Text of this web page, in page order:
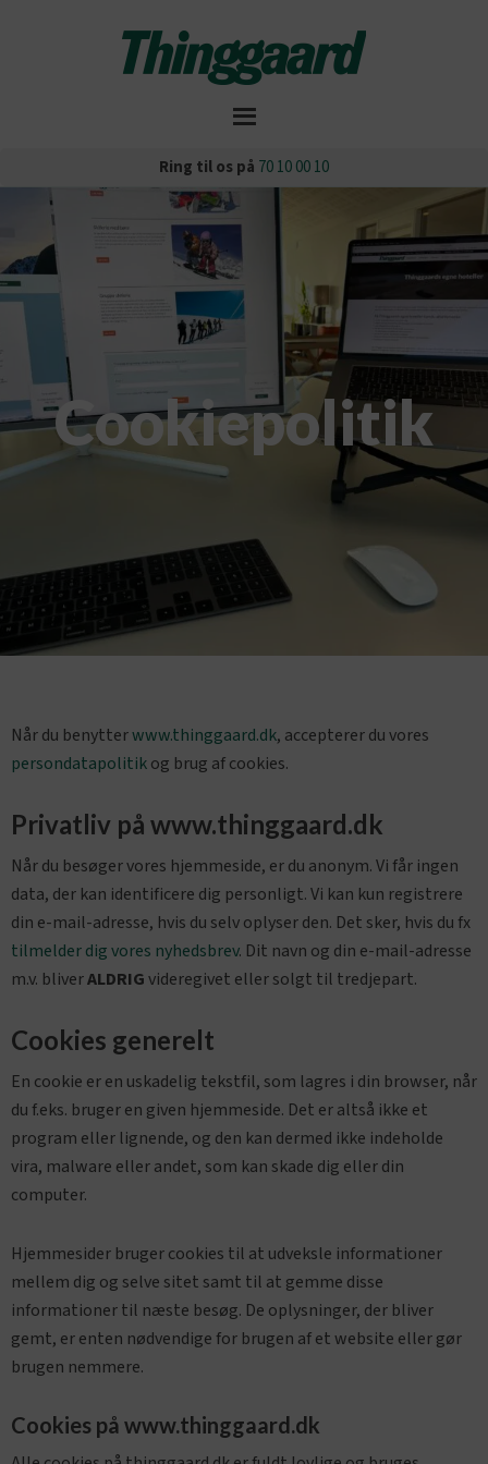
Ring til os på 70 10 00 10
Cookiepolitik
Når du benytterwww.thinggaard.dk, accepterer du vores
persondatapolitikog brug af cookies.
Privatliv på www.thinggaard.dk
Når du besøger vores hjemmeside, er du anonym. Vi får ingen
data, der kan identificere dig personligt. Vi kan kun registrere
din e-mail-adresse, hvis du selv oplyser den. Det sker, hvis du fx
tilmelder dig vores nyhedsbrev. Dit navn og din e-mail-adresse
m.v. bliverALDRIGvideregivet eller solgt til tredjepart.
Cookies generelt
En cookie er en uskadelig tekstfil, som lagres i din browser, når
du f.eks. bruger en given hjemmeside. Det er altså ikke et
program eller lignende, og den kan dermed ikke indeholde
vira, malware eller andet, som kan skade dig eller din
computer.
Hjemmesider bruger cookies til at udveksle informationer
mellem dig og selve sitet samt til at gemme disse
informationer til næste besøg. De oplysninger, der bliver
gemt, er enten nødvendige for brugen af et website eller gør
brugen nemmere.
Cookies på www.thinggaard.dk